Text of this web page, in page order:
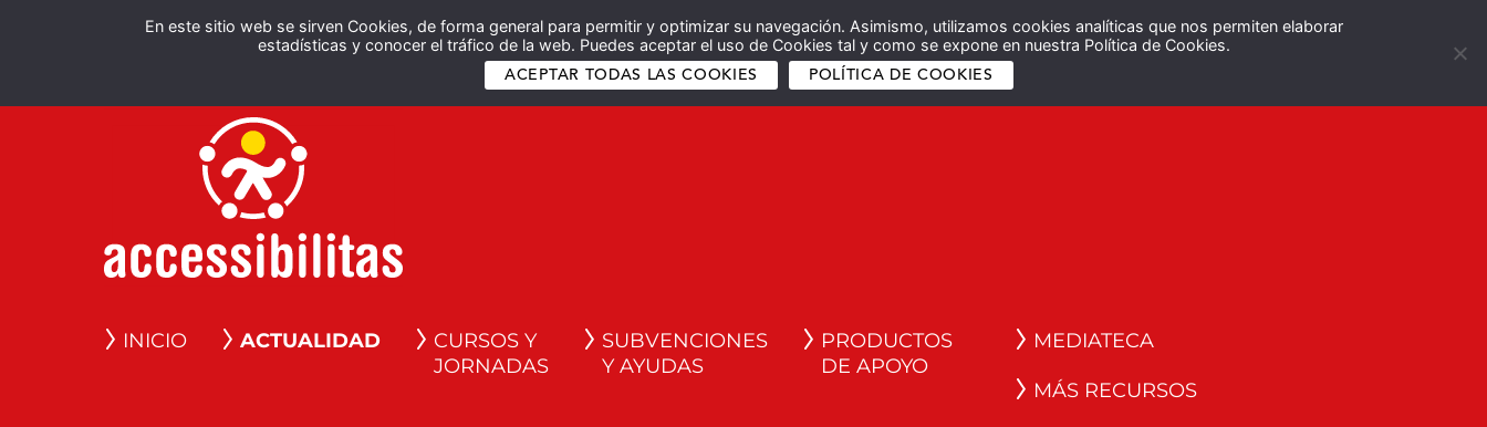
En este sitio web se sirven Cookies, de forma general para permitir y optimizar su navegación. Asimismo, utilizamos cookies analíticas que nos permiten elaborar
estadísticas y conocer el tráfico de la web. Puedes aceptar el uso de Cookies tal y como se expone en nuestra Política de Cookies.
ACEPTAR TODAS LAS COOKIES POLÍTICA DE COOKIES
Español English
INICIO ACTUALIDAD
CURSOS Y
JORNADAS
SUBVENCIONES
Y AYUDAS
PRODUCTOS
DE APOYO
MEDIATECA
MÁS RECURSOS